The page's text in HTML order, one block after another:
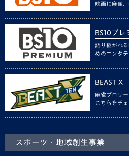
映画に麻雀
BS10プレ
語り継がれ
めのエンタ
BEAST X
麻雀プロリ
こちらをチェ
スポーツ・地域創生事業